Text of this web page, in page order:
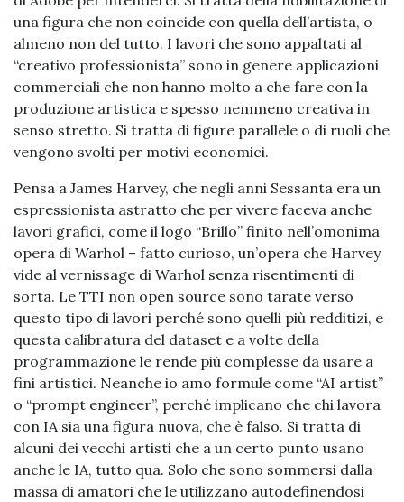
una figura che non coincide con quella dell’artista, o
almeno non del tutto. I lavori che sono appaltati al
“creativo professionista” sono in genere applicazioni
commerciali che non hanno molto a che fare con la
produzione artistica e spesso nemmeno creativa in
senso stretto. Si tratta di figure parallele o di ruoli che
vengono svolti per motivi economici.
Pensa a James Harvey, che negli anni Sessanta era un
espressionista astratto che per vivere faceva anche
lavori grafici, come il logo “Brillo” finito nell’omonima
opera di Warhol – fatto curioso, un’opera che Harvey
vide al vernissage di Warhol senza risentimenti di
sorta. Le TTI non open source sono tarate verso
questo tipo di lavori perché sono quelli più redditizi, e
questa calibratura del dataset e a volte della
programmazione le rende più complesse da usare a
fini artistici. Neanche io amo formule come “AI artist”
o “prompt engineer”, perché implicano che chi lavora
con IA sia una figura nuova, che è falso. Si tratta di
alcuni dei vecchi artisti che a un certo punto usano
anche le IA, tutto qua. Solo che sono sommersi dalla
massa di amatori che le utilizzano autodefinendosi